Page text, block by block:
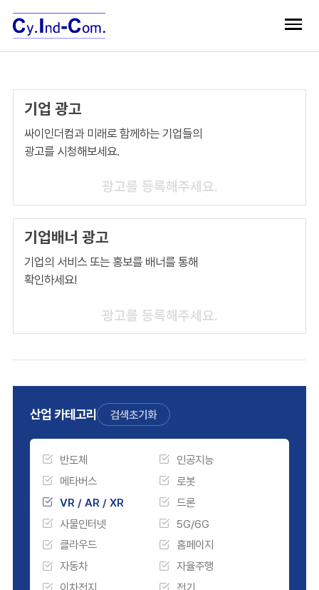
기업 광고
싸이인더컴과 미래로 함께하는 기업들의
광고를 시청해보세요.
광고를 등록해주세요.
기업배너 광고
기업의 서비스 또는 홍보를 배너를 통해
확인하세요!
광고를 등록해주세요.
산업 카테고리 검색초기화
반도체
인공지능
메타버스
로봇
VR / AR / XR
드론
사물인터넷
5G/6G
클라우드
홈페이지
자동차
자율주행